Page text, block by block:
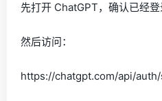
先打开 ChatGPT，确认已经登
然后访问：
https://chatgpt.com/api/